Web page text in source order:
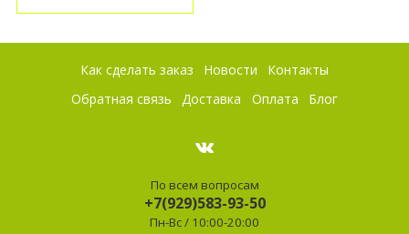
Как сделать заказ Новости
Контакты
Обратная связь
Доставка Оплата Блог
По всем вопросам
+7(929)583-93-50
Пн-Вс / 10:00-20:00